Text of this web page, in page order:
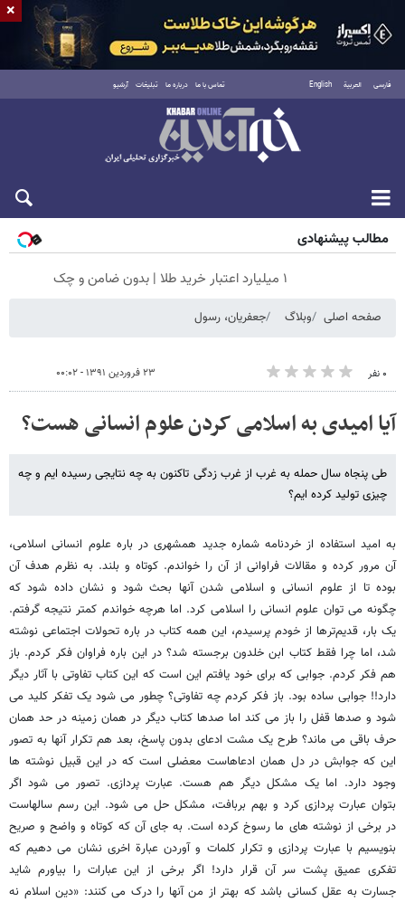
فارسی العربية English تماس با ما درباره ما تبلیغات آرشیو
شنبه ۱۷ مرداد ۱۴۰۵
مطالب پیشنهادی
۱ میلیارد اعتبار خرید طلا | بدون ضامن و چک
صفحه اصلی وبلاگ جعفریان، رسول
۰ نفر ۲۳ فروردین ۱۳۹۱ - ۰۰:۰۲
آیا امیدی به اسلامی کردن علوم انسانی هست؟
طی پنجاه سال حمله به غرب از غرب زدگی تاکنون به چه نتایجی رسیده ایم و چه
چیزی تولید کرده ایم؟
به امید استفاده از خردنامه شماره جدید همشهری در باره علوم انسانی اسلامی،
آن مرور کرده و مقالات فراوانی از آن را خواندم. کوتاه و بلند. به نظرم هدف آن
بوده تا از علوم انسانی و اسلامی شدن آنها بحث شود و نشان داده شود که
چگونه می توان علوم انسانی را اسلامی کرد. اما هرچه خواندم کمتر نتیجه گرفتم.
یک بار، قدیم‌ترها از خودم پرسیدم، این همه کتاب در باره تحولات اجتماعی نوشته
شد، اما چرا فقط کتاب ابن خلدون برجسته شد؟ در این باره فراوان فکر کردم. باز
هم فکر کردم. جوابی که برای خود یافتم این است که این کتاب تفاوتی با آثار دیگر
دارد!! جوابی ساده بود. باز فکر کردم چه تفاوتی؟ چطور می شود یک تفکر کلید می
شود و صدها قفل را باز می کند اما صدها کتاب دیگر در همان زمینه در حد همان
حرف باقی می ماند؟ طرح یک مشت ادعای بدون پاسخ، بعد هم تکرار آنها به تصور
این که جوابش در دل همان ادعاهاست معضلی است که در این قبیل نوشته ها
وجود دارد. اما یک مشکل دیگر هم هست. عبارت پردازی. تصور می شود اگر
بتوان عبارت پردازی کرد و بهم بربافت، مشکل حل می شود. این رسم سالهاست
در برخی از نوشته های ما رسوخ کرده است. به جای آن که کوتاه و واضح و صریح
بنویسیم با عبارت پردازی و تکرار کلمات و آوردن عبارة اخری نشان می دهیم که
تفکری عمیق پشت سر آن قرار دارد! اگر برخی از این عبارات را بیاورم شاید
جسارت به عقل کسانی باشد که بهتر از من آنها را درک می کنند: «دین اسلام نه
×